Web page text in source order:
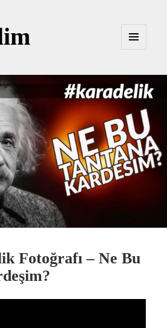
BILEŞENLER
Fotoğrafı – Ne Bu